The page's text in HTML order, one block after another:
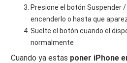
Presione el botón Suspender
encenderlo o hasta que
Suelte el botón cuando el
normalmente
Cuando ya estas poner iPhone